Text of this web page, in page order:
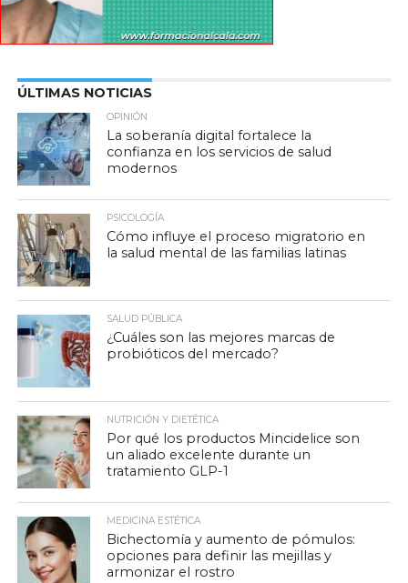
ÚLTIMAS NOTICIAS
OPINIÓN
La soberanía digital fortalece la
confianza en los servicios de salud
modernos
PSICOLOGÍA
Cómo influye el proceso migratorio en
la salud mental de las familias latinas
SALUD PÚBLICA
¿Cuáles son las mejores marcas de
probióticos del mercado?
NUTRICIÓN Y DIETÉTICA
Por qué los productos Mincidelice son
un aliado excelente durante un
tratamiento GLP-1
MEDICINA ESTÉTICA
Bichectomía y aumento de pómulos:
opciones para definir las mejillas y
armonizar el rostro